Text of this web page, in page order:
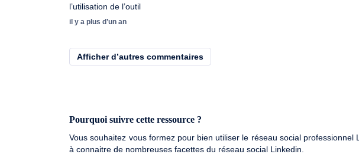
l’utilisation de l’outil
il y a plus d’un an
Afficher d’autres commentaires
Pourquoi suivre cette ressource ?
Vous souhaitez vous formez pour bien utiliser le réseau social
à connaitre de nombreuses facettes du réseau social Linkedin.